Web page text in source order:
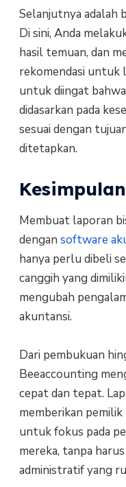
Selanjutnya adalah
Di sini, Anda
hasil temuan, dan
rekomendasi untuk
untuk diingat
didasarkan pada
sesuai dengan
ditetapkan.
Kesimpulan
Membuat laporan
dengan software
hanya perlu dibeli
canggih yang
mengubah
akuntansi.
Dari pembukuan
Beeaccounting
cepat dan tepat.
memberikan
untuk fokus pada
mereka, tanpa
administratif yang